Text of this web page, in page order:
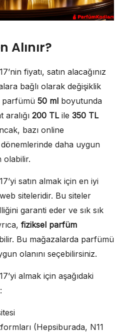
Alınır?
fiyatı, satın alacağınız
bağlı olarak değişiklik
parfümü 50 ml boyutunda
aralığı 200 TLile 350 TL
bazı online
daha uygun
olabilir.
satın almak için en iyi
siteleridir. Bu siteler
garanti eder ve sık sık
fiziksel parfüm
Bu mağazalarda parfümü
olanını seçebilirsiniz.
almak için aşağıdaki
(Hepsiburada, N11